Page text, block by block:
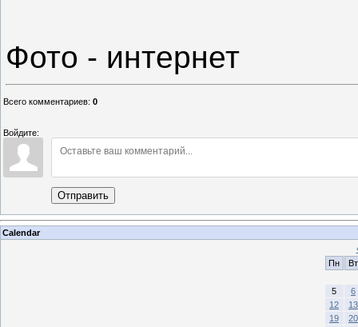
Фото - интернет
Всего комментариев: 0
Войдите:
Отправить
Calendar
Пн
Вт
5
6
12
13
19
20